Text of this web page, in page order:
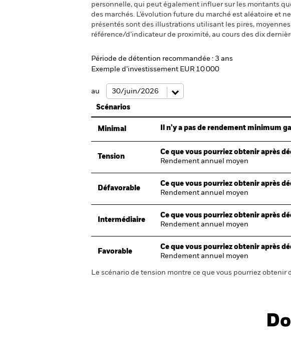
personnelle, qui peut également influer sur les montants
des marchés. L’évolution future du marché est aléatoire et
présentés sont des illustrations utilisant les pires,
référence/d’indicateur de proximité, au cours des dix
Période de détention recommandée : 3 ans
Exemple d’investissement EUR 10 000
au
Scénarios
Minimal Il n’y a pas de rendement minimum
Tension
Ce que vous pourriez obtenir après
Rendement annuel moyen
Défavorable
Ce que vous pourriez obtenir après
Rendement annuel moyen
Intermédiaire
Ce que vous pourriez obtenir après
Rendement annuel moyen
Favorable
Ce que vous pourriez obtenir après
Rendement annuel moyen
Le scénario de tension montre ce que vous pourriez obtenir